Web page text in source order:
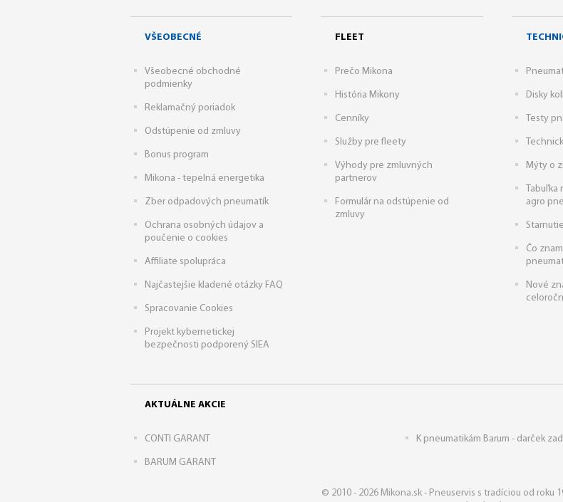
VŠEOBECNÉ
Všeobecné obchodné
podmienky
Reklamačný poriadok
Odstúpenie od zmluvy
Bonus program
Mikona - tepelná energetika
Zber odpadových pneumatík
Ochrana osobných údajov a
poučenie o cookies
Affiliate spolupráca
Najčastejšie kladené otázky FAQ
Spracovanie Cookies
Projekt kybernetickej
bezpečnosti podporený SIEA
FLEET
Prečo Mikona
História Mikony
Cenníky
Služby pre fleety
Výhody pre zmluvných
partnerov
Formulár na odstúpenie od
zmluvy
Disky
Testy
Mýty o
agro
Čo
Nové
AKTUÁLNE AKCIE
CONTI GARANT K pneumatikám Barum - darček
BARUM GARANT
© 2010 - 2026 Mikona.sk - Pneuservis s tradíciou od roku